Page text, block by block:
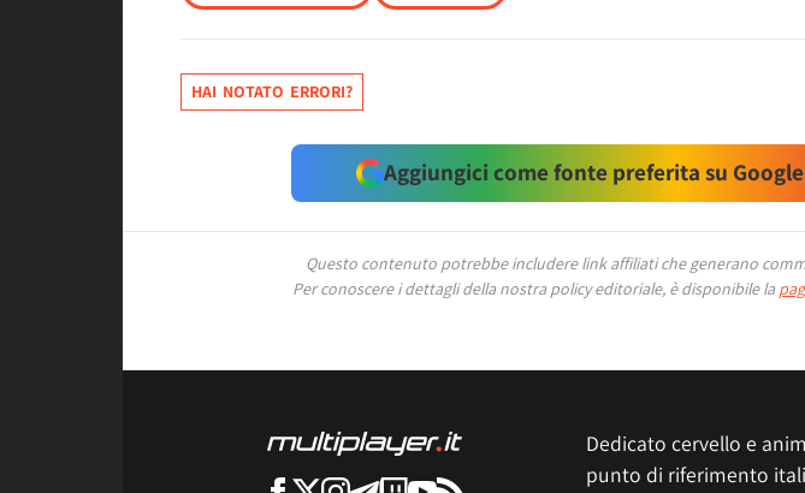
HAI NOTATO ERRORI?
Aggiungici come fonte preferita su Google
Questo contenuto potrebbe includere link affiliati che generano
Per conoscere i dettagli della nostra policy editoriale, è disponibile la
Dedicato cervello e
punto di riferimento